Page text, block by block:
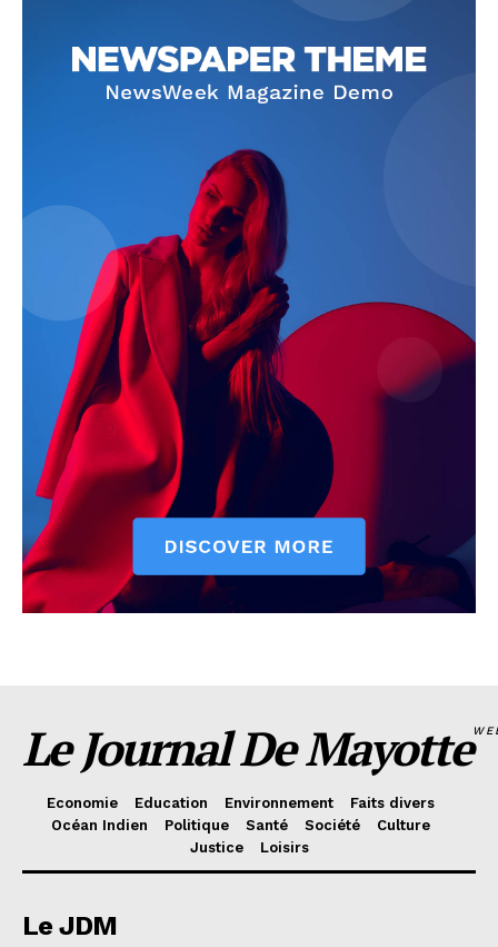
Le Journal De Mayotte
Economie Education Environnement
Faits divers
Océan Indien
Politique Santé Société
Culture
Justice
Loisirs
Le JDM